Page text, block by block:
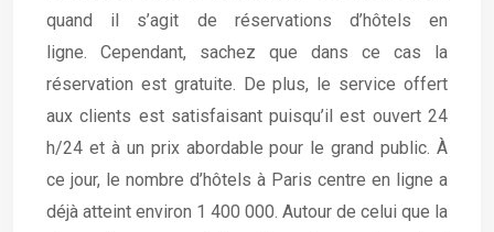
quand il s’agit de réservations d’hôtels en
ligne. Cependant, sachez que dans ce cas la
réservation est gratuite. De plus, le service offert
aux clients est satisfaisant puisqu’il est ouvert 24
h/24 et à un prix abordable pour le grand public. À
ce jour, le nombre d’hôtels à Paris centre en ligne a
déjà atteint environ 1 400 000. Autour de celui que la